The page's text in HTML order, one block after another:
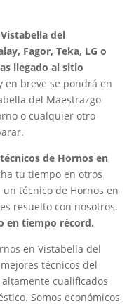
del
Fagor, Teka, LG o
llegado al sitio
en breve se pondrá en
del Maestrazgo
o cualquier otro
de Hornos en
tu tiempo en otros
técnico de Hornos en
resuelto con nosotros.
en tiempo récord.
en Vistabella del
técnicos del
cualificados
Somos económicos